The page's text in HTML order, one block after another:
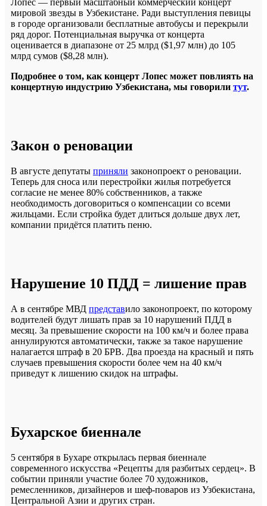
Лопес — первый масштабный коммерческий концерт
мировой звезды в Узбекистане. Ради выступления певицы
в городе организовали бесплатные автобусы и перекрыли
ряд дорог. Потенциальная выручка от концерта
оценивается в диапазоне от 25 млрд ($1,97 млн) до 105
млрд сумов ($8,28 млн).
Подробнее о том, как концерт Лопес может повлиять на
концертную индустрию Узбекистана, мы говорили тут.
Закон о реновации
В августе депутаты приняли законопроект о реновации.
Теперь для сноса или перестройки жилья потребуется
согласие не менее 80% собственников, а также
необходимость договориться о компенсации со всеми
жильцами. Если стройка будет длиться дольше двух лет,
компании придётся платить пеню.
Нарушение 10 ПДД = лишение прав
А в сентябре МВД представило законопроект, по которому
водителей будут лишать прав за 10 нарушений ПДД в
месяц. За превышение скорости на 100 км/ч и более права
аннулируются автоматически, также за такое нарушение
налагается штраф в 20 БРВ. Два проезда на красный и пять
случаев превышения скорости более чем на 40 км/ч
приведут к лишению скидок на штрафы.
Бухарское биеннале
5 сентября в Бухаре открылась первая биеннале
современного искусства «Рецепты для разбитых сердец». В
событии приняли участие более 70 художников,
ремесленников, дизайнеров и шеф-поваров из Узбекистана,
Центральной Азии и других стран.